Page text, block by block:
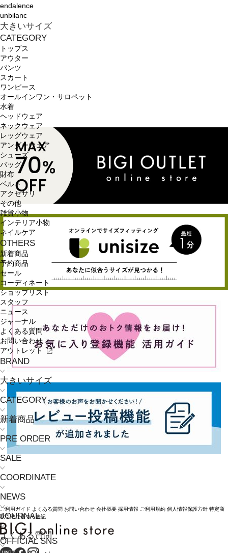
endalence
unbilanc
大きいサイズ
CATEGORY
トップス
アウター
パンツ
スカート
ワンピース
オールインワン・サロペット
水着
ヘッドウェア
ネックウェア
レッグウェア
アンダーウェア
シューズ
バッグ
財布
ベルト
アクセサリ
その他
雑貨小物
インテリア小物
ネイルケア
OTHERS
新着商品
予約商品
セール
コーディネート
ショップリスト
スタッフ
ニュース
ジャーナル
よくある質問
お問い合わせ
アウトレット
BRAND
大きいサイズ
CATEGORY
新着商品
PRE ORDER
SALE
COORDINATE
NEWS
JOURNAL
よくある質問
ご利用ガイド よくある質問 お問い合わせ 会社概要 採用情報 ご利用規約 個人情報保護方針 特定商
取引法に基づく表記
OFFICIAL SNS